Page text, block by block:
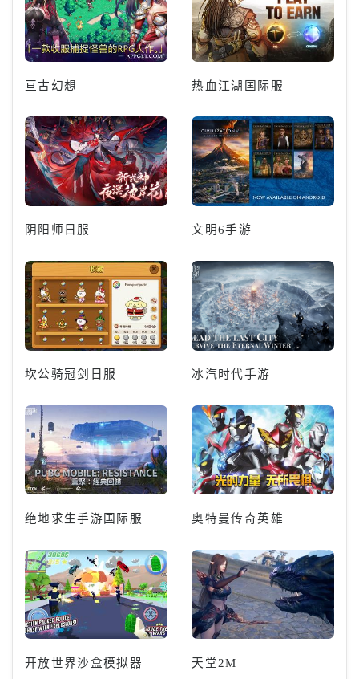
亘古幻想 热血江湖国际服
阴阳师日服 文明6手游
坎公骑冠剑日服 冰汽时代手游
绝地求生手游国际服 奥特曼传奇英雄
开放世界沙盒模拟器 天堂2M